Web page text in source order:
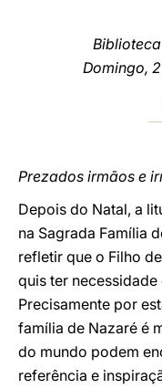
Domingo,
Prezados irmãos e
Depois do Natal, a
na Sagrada Família
refletir que o Filho
quis ter
Precisamente por
família de Nazaré é
do mundo podem
referência e